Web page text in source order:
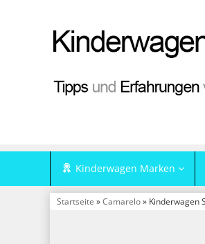
Kinderwagen Marken
Startseite »Camarelo» Kinderwagen